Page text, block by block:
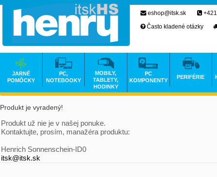
Produkt je vyradený!
Produkt už nie je v našej ponuke.
Kontaktujte, prosím, manažéra produktu:
Henrich Sonnenschein-ID0
itsk@itsk.sk
eshop@itsk.sk
Často kladené otázky
JARNÉ
POMÔCKY
PC,
NOTEBOOKY
MOBILY,
TABLETY,
HODINKY
PC
KOMPONENTY
PERIFÉRIE